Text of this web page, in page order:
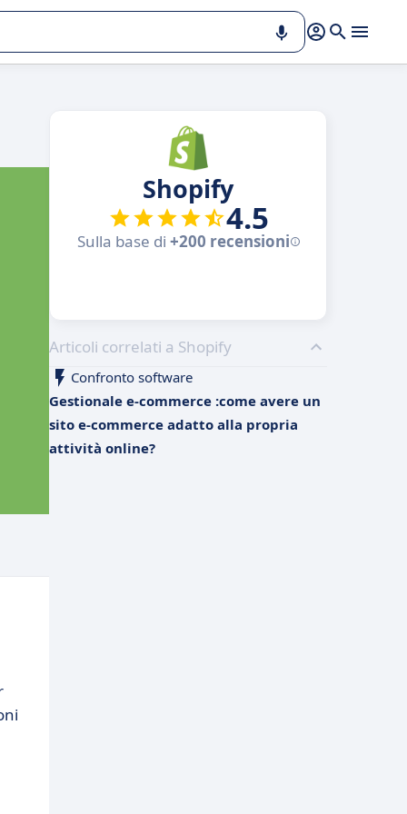
Shopify
4.5
Sulla base di +200 recensioni
Articoli correlati a Shopify
Confronto software
Gestionale e-commerce :come avere un
sito e-commerce adatto alla propria
attività online?